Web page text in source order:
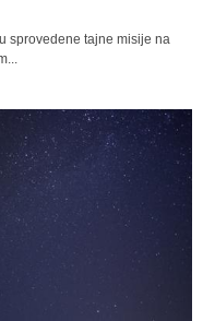
sprovedene tajne misije na